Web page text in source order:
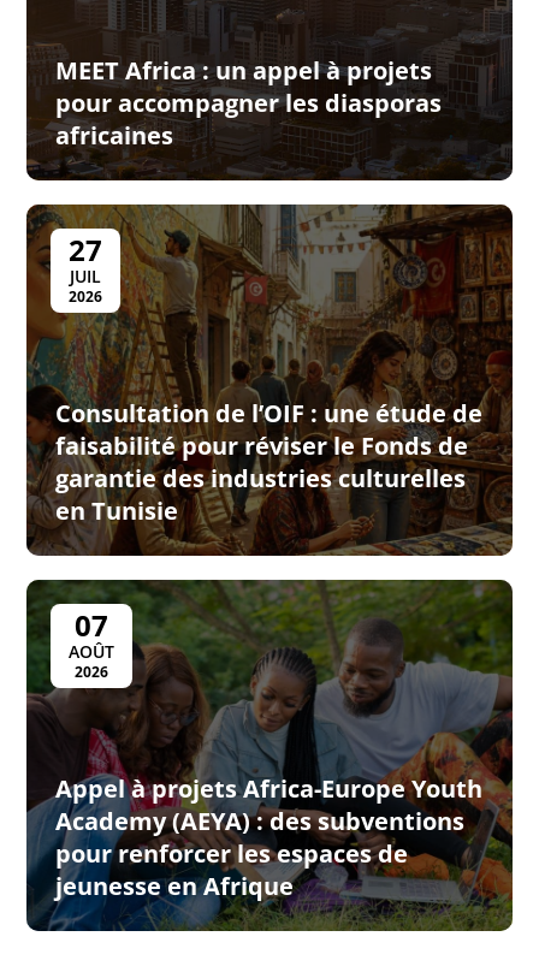
MEET Africa : un appel à projets
pour accompagner les diasporas
africaines
27
JUIL
2026
Consultation de l’OIF : une étude de
faisabilité pour réviser le Fonds de
garantie des industries culturelles
en Tunisie
07
AOÛT
2026
Appel à projets Africa-Europe Youth
Academy (AEYA) : des subventions
pour renforcer les espaces de
jeunesse en Afrique